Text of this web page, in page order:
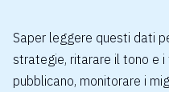
Saper leggere questi dati
strategie, ritarare il tono e
pubblicano, monitorare i